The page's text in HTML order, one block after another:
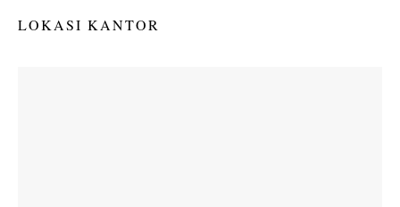
LOKASI KANTOR